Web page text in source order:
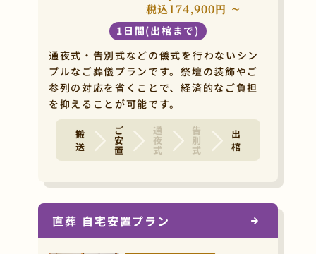
税込174,900円 ~
1日間(出棺まで)
通夜式・告別式などの儀式を行わないシン
プルなご葬儀プランです。祭壇の装飾やご
参列の対応を省くことで、経済的なご負担
を抑えることが可能です。
搬 送 ご安置 通夜式 告別式 出 棺
直葬 自宅安置プラン